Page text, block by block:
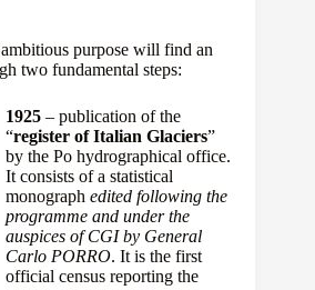
purpose will find an
two fundamental steps:
1925 – publication of the
“register of Italian Glaciers”
by the Po hydrographical office.
It consists of a statistical
monograph edited following the
programme and under the
auspices of CGI by General
Carlo PORRO. It is the first
official census reporting the